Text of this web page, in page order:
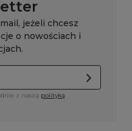
jeżeli chcesz
o nowościach i
z naszą polityką